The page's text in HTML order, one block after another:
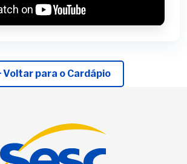
Voltar para o Cardápio